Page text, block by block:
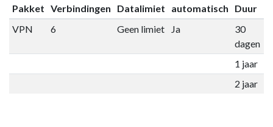
Pakket Verbindingen Datalimiet
automatisch
Duur
VPN
6 Geen limiet Ja
30
dagen
1 jaar
2 jaar